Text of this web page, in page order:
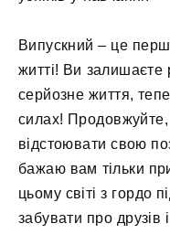
Випускний – це
житті! Ви залишаєте
серйозне життя,
силах! Продовжуйте,
відстоювати свою
бажаю вам тільки
цьому світі з гордо
забувати про друзів і